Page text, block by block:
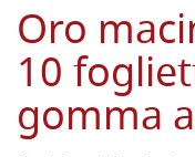
Oro
10
gomma